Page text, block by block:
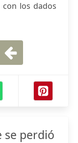
los dados
se perdió